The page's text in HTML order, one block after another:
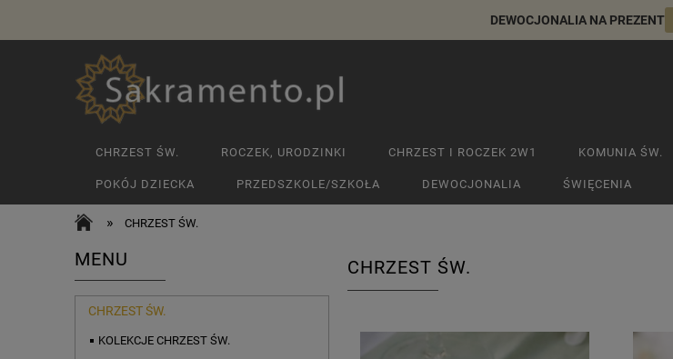
DEWOCJONALIA NA PREZENT
CHRZEST ŚW. ROCZEK, URODZINKI CHRZEST I ROCZEK 2W1 KOMUNIA ŚW.
POKÓJ DZIECKA PRZEDSZKOLE/SZKOŁA DEWOCJONALIA ŚWIĘCENIA
» CHRZEST ŚW.
MENU
CHRZEST ŚW.
KOLEKCJE CHRZEST ŚW.
CHRZEST ŚW.